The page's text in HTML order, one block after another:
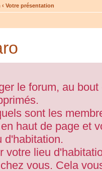
‹ Votre présentation
le forum, au
sont les
haut de page et
d'habitation.
votre lieu
vous. Cela